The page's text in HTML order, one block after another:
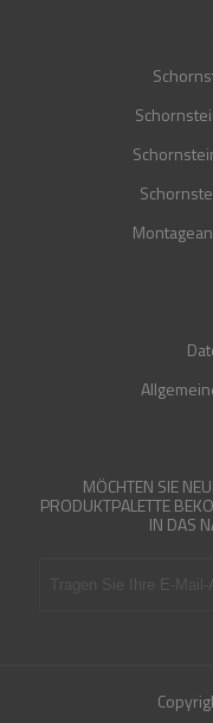
MÖCHTEN SIE
PRODUKTPALETTE
IN DAS